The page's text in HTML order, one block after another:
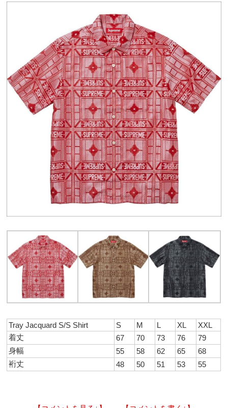
Tray Jacquard S/S Shirt S M L XL
XXL
着丈
67 70 73 76
79
身幅
55 58 62 65
68
裄丈
48 50 51 53 55